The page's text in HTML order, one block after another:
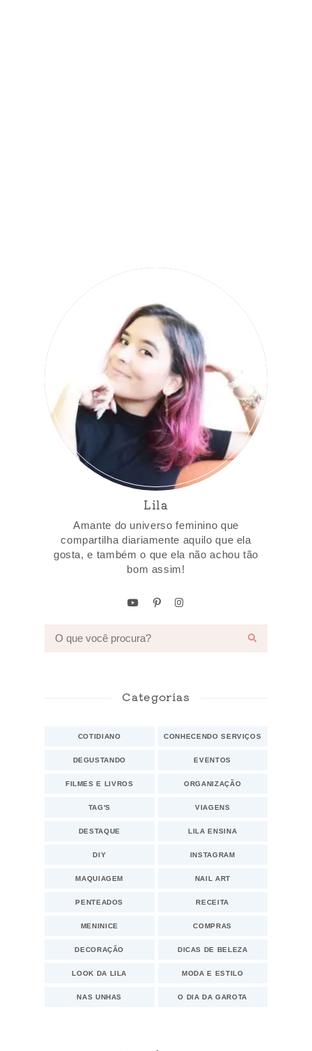
Lila
Amante do universo feminino que
compartilha diariamente aquilo que ela
gosta, e também o que ela não achou tão
bom assim!
Categorias
COTIDIANO CONHECENDO SERVIÇOS
DEGUSTANDO EVENTOS
FILMES E LIVROS ORGANIZAÇÃO
TAG'S VIAGENS
DESTAQUE LILA ENSINA
DIY INSTAGRAM
MAQUIAGEM NAIL ART
PENTEADOS RECEITA
MENINICE COMPRAS
DECORAÇÃO DICAS DE BELEZA
LOOK DA LILA MODA E ESTILO
NAS UNHAS O DIA DA GAROTA